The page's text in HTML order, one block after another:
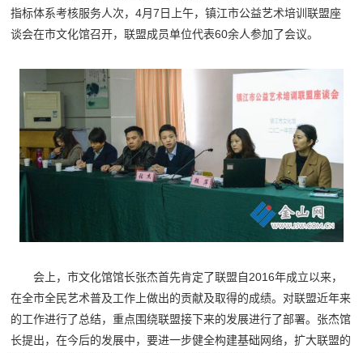
指标体系考核服务人次，4月7日上午，镇江市公益艺术培训联盟座
谈会在市文化馆召开，联盟成员单位代表60余人参加了会议。
会上，市文化馆馆长张杰首先肯定了联盟自2016年成立以来，
在全市全民艺术普及工作上做出的贡献及取得的成绩。对联盟近年来
的工作进行了总结，重点围绕联盟接下来的发展进行了部署。张杰馆
长提出，在今后的发展中，要进一步健全构建基础网络，扩大联盟的